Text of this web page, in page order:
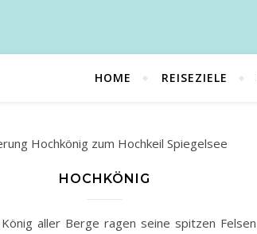
HOME REISEZIELE
HOCHKÖNIG
aller Berge ragen seine spitzen Felsen